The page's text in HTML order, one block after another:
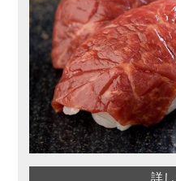
詳